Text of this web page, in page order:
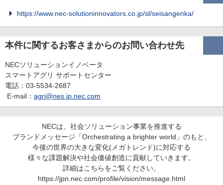
https://www.nec-solutioninnovators.co.jp/sl/seisangenka/
本件に関するお客さまからのお問い合わせ先
NECソリューションイノベータ
スマートアグリ サポートセンター
電話：03-5534-2687
E-mail： agri@nes.jp.nec.com
NECは、社会ソリューション事業を推進する
ブランドメッセージ「Orchestrating a brighter world」のもと、
今後の世界の大きな変化(メガトレンド)に対応する
様々な課題解決や社会価値創造に貢献していきます。
詳細はこちらをご覧ください。
https://jpn.nec.com/profile/vision/message.html